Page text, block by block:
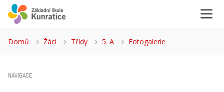
Domů Žáci Třídy 5. A Fotogalerie
NAVIGACE